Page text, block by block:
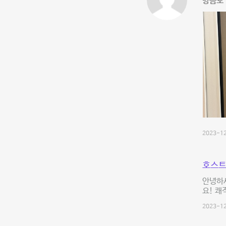
2023-
호스
안녕하
요! 쾌
2023-